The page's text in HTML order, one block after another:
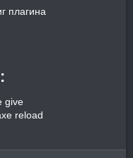
плагина
give
reload